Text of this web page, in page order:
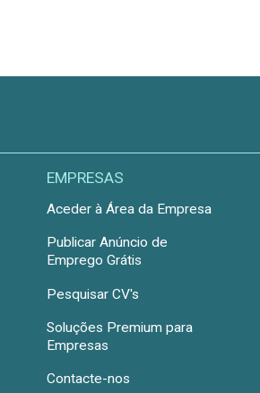
EMPRESAS
Aceder à Área da Empresa
Publicar Anúncio de
Emprego Grátis
Pesquisar CV's
Soluções Premium para
Empresas
Contacte-nos